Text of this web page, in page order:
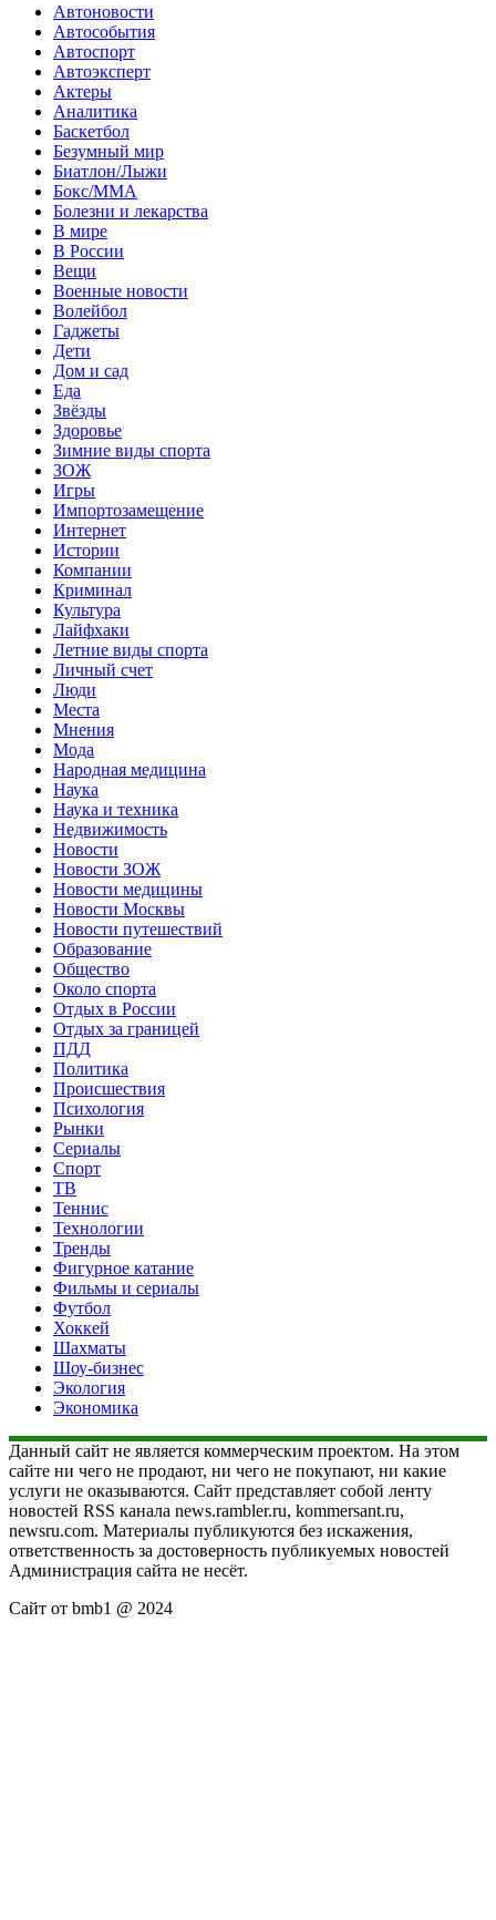
Автоновости
Автособытия
Автоспорт
Автоэксперт
Актеры
Аналитика
Баскетбол
Безумный мир
Биатлон/Лыжи
Бокс/MMA
Болезни и лекарства
В мире
В России
Вещи
Военные новости
Волейбол
Гаджеты
Дети
Дом и сад
Еда
Звёзды
Здоровье
Зимние виды спорта
ЗОЖ
Игры
Импортозамещение
Интернет
Истории
Компании
Криминал
Культура
Лайфхаки
Летние виды спорта
Личный счет
Люди
Места
Мнения
Мода
Народная медицина
Наука
Наука и техника
Недвижимость
Новости
Новости ЗОЖ
Новости медицины
Новости Москвы
Новости путешествий
Образование
Общество
Около спорта
Отдых в России
Отдых за границей
ПДД
Политика
Происшествия
Психология
Рынки
Сериалы
Спорт
ТВ
Теннис
Технологии
Тренды
Фигурное катание
Фильмы и сериалы
Футбол
Хоккей
Шахматы
Шоу-бизнес
Экология
Экономика
Данный сайт не является коммерческим проектом. На этом
сайте ни чего не продают, ни чего не покупают, ни какие
услуги не оказываются. Сайт представляет собой ленту
новостей RSS канала news.rambler.ru, kommersant.ru,
newsru.com. Материалы публикуются без искажения,
ответственность за достоверность публикуемых новостей
Администрация сайта не несёт.
Сайт от bmb1 @ 2024